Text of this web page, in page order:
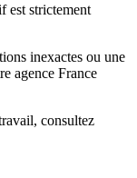
est strictement
inexactes ou une
agence France
, consultez